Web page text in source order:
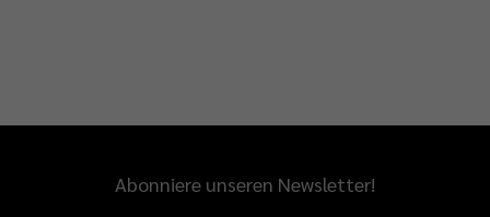
Abonniere unseren Newsletter!